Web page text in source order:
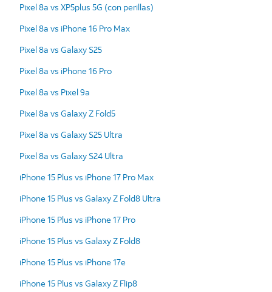
Pixel 8a vs XP5plus 5G (con perillas)
Pixel 8a vs iPhone 16 Pro Max
Pixel 8a vs Galaxy S25
Pixel 8a vs iPhone 16 Pro
Pixel 8a vs Pixel 9a
Pixel 8a vs Galaxy Z Fold5
Pixel 8a vs Galaxy S25 Ultra
Pixel 8a vs Galaxy S24 Ultra
iPhone 15 Plus vs iPhone 17 Pro Max
iPhone 15 Plus vs Galaxy Z Fold8 Ultra
iPhone 15 Plus vs iPhone 17 Pro
iPhone 15 Plus vs Galaxy Z Fold8
iPhone 15 Plus vs iPhone 17e
iPhone 15 Plus vs Galaxy Z Flip8